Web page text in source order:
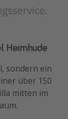
Heimhude
sondern ein
über 150
mitten im